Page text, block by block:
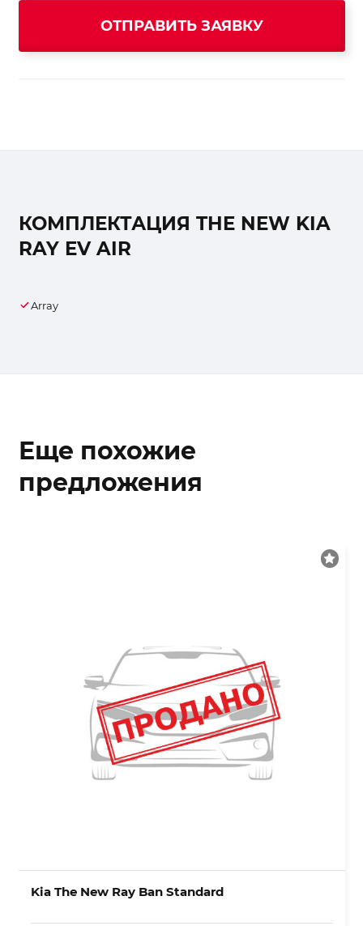
ОТПРАВИТЬ ЗАЯВКУ
КОМПЛЕКТАЦИЯ THE NEW KIA
RAY EV AIR
Array
Еще похожие
предложения
Kia The New Ray Ban Standard